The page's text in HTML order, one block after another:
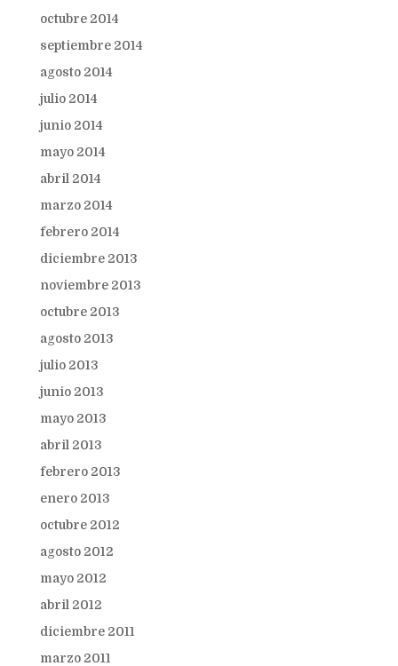
octubre 2014
septiembre 2014
agosto 2014
julio 2014
junio 2014
mayo 2014
abril 2014
marzo 2014
febrero 2014
diciembre 2013
noviembre 2013
octubre 2013
agosto 2013
julio 2013
junio 2013
mayo 2013
abril 2013
febrero 2013
enero 2013
octubre 2012
agosto 2012
mayo 2012
abril 2012
diciembre 2011
marzo 2011